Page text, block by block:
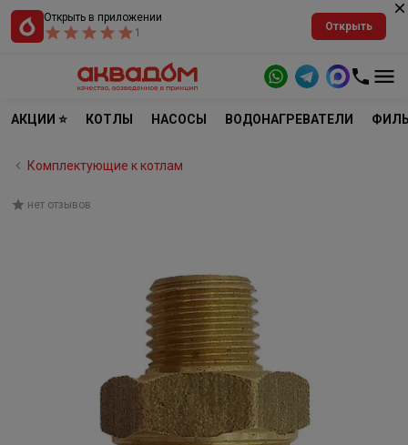
Открыть в приложении
1
Открыть
АКЦИИ ⭐ КОТЛЫ НАСОСЫ ВОДОНАГРЕВАТЕЛИ
Комплектующие к котлам
нет отзывов